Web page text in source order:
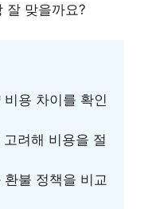
잘 맞을까요?
용 차이를 확인
려해 비용을 절
불 정책을 비교